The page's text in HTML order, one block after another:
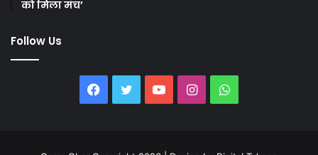
को मिला मंच’
Follow Us
Facebook
TwitterYouTubeInstagramWhatsApp